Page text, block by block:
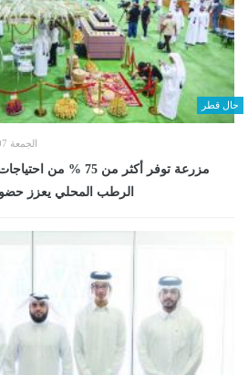
حال قطر
الجمعة 07 أغسطس 2026 01:08 صباحاً
الرطب المحلي يعزز